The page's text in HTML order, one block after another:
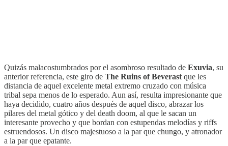
Quizás malacostumbrados por el asombroso resultado de Exuvia, su
anterior referencia, este giro de The Ruins of Beverast que les
distancia de aquel excelente metal extremo cruzado con música
tribal sepa menos de lo esperado. Aun así, resulta impresionante que
haya decidido, cuatro años después de aquel disco, abrazar los
pilares del metal gótico y del death doom, al que le sacan un
interesante provecho y que bordan con estupendas melodías y riffs
estruendosos. Un disco majestuoso a la par que chungo, y atronador
a la par que epatante.